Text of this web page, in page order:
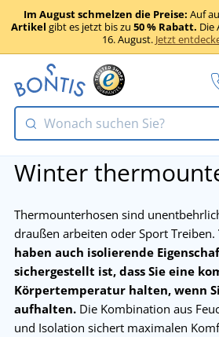
Im August schmelzen die Preise: Auf
Artikel gibt es jetzt bis zu 50 % Rabatt. Die
16. August. Jetzt
Winter
Thermounterhosen sind
draußen arbeiten oder Sport Treiben.
haben auch isolierende
sichergestellt ist, dass Sie eine
Körpertemperatur halten, wenn
aufhalten. Die Kombination aus
und Isolation sichert maximalen